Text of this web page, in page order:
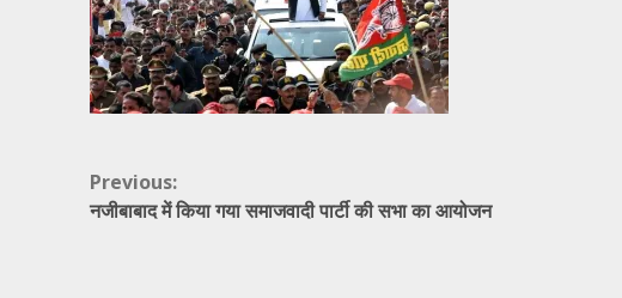
Continue
Previous:
नजीबाबाद में किया गया समाजवादी पार्टी की सभा का आयोजन